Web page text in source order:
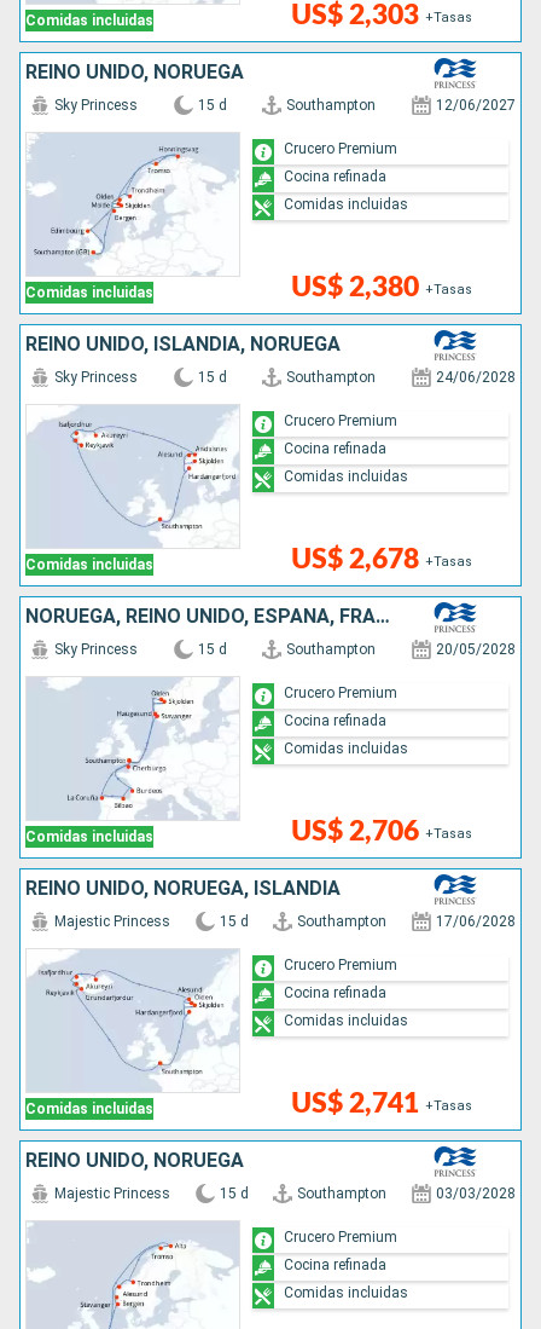
Comidas incluidas US$ 2,303 +Tasas
REINO UNIDO, NORUEGA
Comidas incluidas
Sky Princess 15 d Southampton 12/06/2027
US$ 2,380 +Tasas
Crucero Premium
Cocina refinada
Comidas incluidas
REINO UNIDO, ISLANDIA, NORUEGA
Comidas incluidas
Sky Princess 15 d Southampton 24/06/2028
US$ 2,678 +Tasas
Crucero Premium
Cocina refinada
Comidas incluidas
NORUEGA, REINO UNIDO, ESPAÑA, FRANCIA
Comidas incluidas
Sky Princess 15 d Southampton 20/05/2028
US$ 2,706 +Tasas
Crucero Premium
Cocina refinada
Comidas incluidas
REINO UNIDO, NORUEGA, ISLANDIA
Comidas incluidas
Majestic Princess 15 d Southampton 17/06/2028
US$ 2,741 +Tasas
Crucero Premium
Cocina refinada
Comidas incluidas
REINO UNIDO, NORUEGA
Majestic Princess 15 d Southampton 03/03/2028
Crucero Premium
Cocina refinada
Comidas incluidas